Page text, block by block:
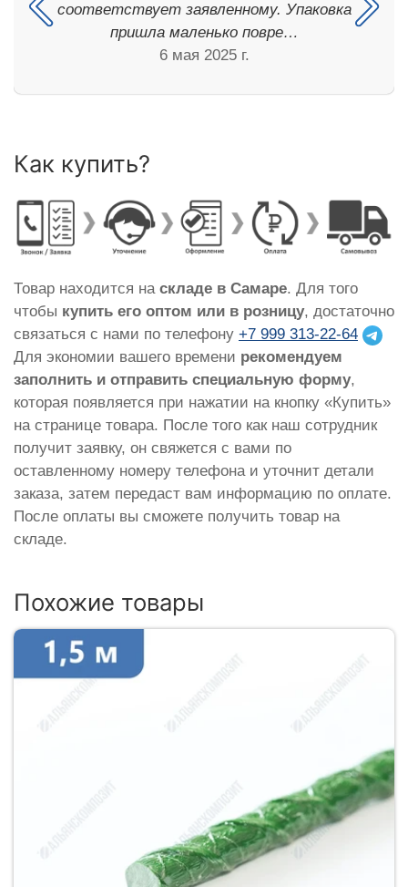
соответствует заявленному. Упаковка
пришла маленько повре…
6 мая 2025 г.
Как купить?
Товар находится на складе в Самаре. Для того
чтобы купить его оптом или в розницу, достаточно
связаться с нами по телефону +7 999 313-22-64
Для экономии вашего времени рекомендуем
заполнить и отправить специальную форму,
которая появляется при нажатии на кнопку «Купить»
на странице товара. После того как наш сотрудник
получит заявку, он свяжется с вами по
оставленному номеру телефона и уточнит детали
заказа, затем передаст вам информацию по оплате.
После оплаты вы сможете получить товар на
складе.
Похожие товары